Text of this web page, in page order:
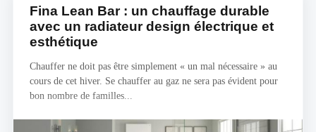
Fina Lean Bar : un chauffage durable
avec un radiateur design électrique et
esthétique
Chauffer ne doit pas être simplement « un mal nécessaire » au
cours de cet hiver. Se chauffer au gaz ne sera pas évident pour
bon nombre de familles...